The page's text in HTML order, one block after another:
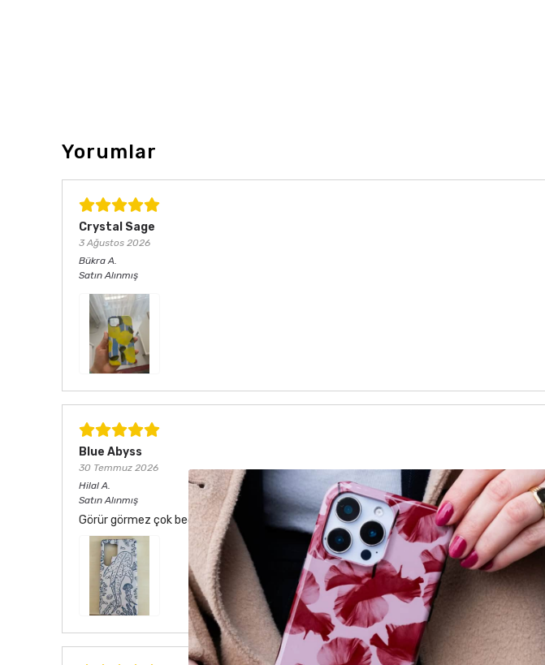
Yorumlar
Crystal Sage
3 Ağustos 2026
Bükra A.
Satın Alınmış
Blue Abyss
30 Temmuz 2026
Hilal A.
Satın Alınmış
Görür görmez çok beğendim. Hem desen olarak çok şık hem de koruma olarak çok